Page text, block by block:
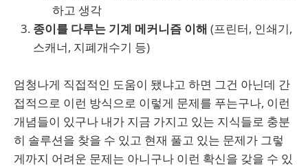
하고 생각
종이를 다루는 기계 메커니즘 이해 (프린터, 인쇄기,
스캐너, 지폐개수기 등)
엄청나게 직접적인 도움이 됐냐고 하면 그건 아닌데 간
접적으로 이런 방식으로 이렇게 문제를 푸는구나, 이런
개념들이 있구나 내가 지금 가지고 있는 지식들로 충분
히 솔루션을 찾을 수 있고 현재 풀고 있는 문제가 그렇
게까지 어려운 문제는 아니구나 이런 확신을 갖을 수 있